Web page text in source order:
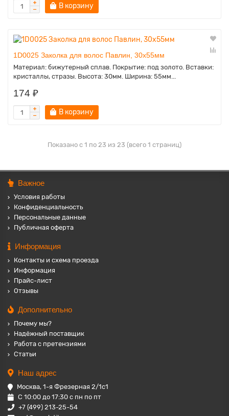
В корзину
1D0025 Заколка для волос Павлин, 30х55мм
Материал: бижутерный сплав. Покрытие: под золото. Вставки:
кристаллы, стразы. Высота: 30мм. Ширина: 55мм...
174 ₽
В корзину
Показано с 1 по 23 из 23 (всего 1 страниц)
Важное
Условия работы
Конфиденциальность
Персональные данные
Публичная оферта
Информация
Контакты и схема проезда
Информация
Прайс-лист
Отзывы
Дополнительно
Почему мы?
Надёжный поставщик
Работа с претензиями
Статьи
Наш адрес
Москва, 1-я Фрезерная 2/1с1
С 10:00 до 17:30 с пн по пт
+7 (499) 213-25-54